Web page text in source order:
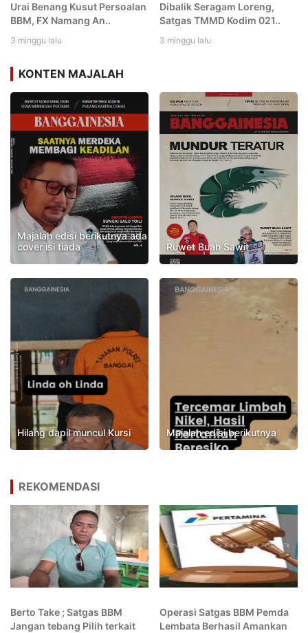
Urai Benang Kusut Persoalan
BBM, FX Namang An..
3 minggu lalu
Dibalik Seragam Loreng,
Satgas TMMD Kodim 021..
3 minggu lalu
KONTEN MAJALAH
Majalah edisi berikutnya ada
cover isi tiada
Ruwet Buah Sawit
Hilang dapil muncul Kursi Majalah edisi berikutnya
REKOMENDASI
Berto Take ; Satgas BBM
Jangan tebang Pilih terkait
Operasi Satgas BBM Pemda
Lembata Berhasil Amankan